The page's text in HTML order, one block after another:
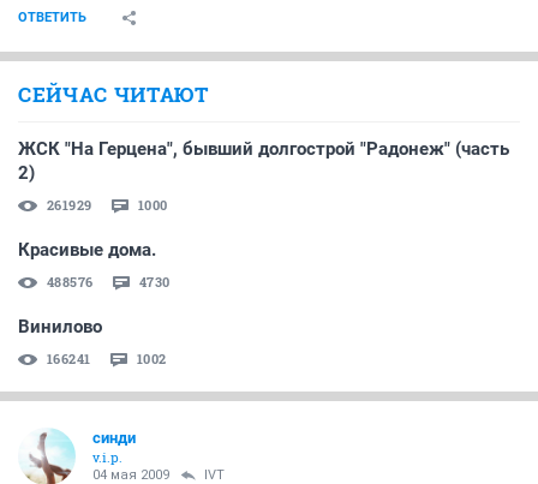
ОТВЕТИТЬ
СЕЙЧАС ЧИТАЮТ
ЖСК "На Герцена", бывший долгострой "Радонеж" (часть
2)
261929 1000
Красивые дома.
488576 4730
Винилово
166241 1002
синди
v.i.p.
04 мая 2009 IVT